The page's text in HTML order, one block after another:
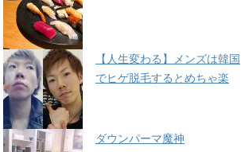
【人生変わる】メンズは韓国
でヒゲ脱毛するとめちゃ楽
ダウンパーマ魔神